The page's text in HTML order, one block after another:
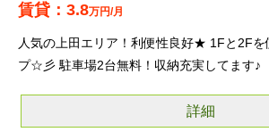
3.8万円/月
人気の上田エリア！利便性良好★ 1Fと2Fを
プ☆彡 駐車場2台無料！収納充実してます♪
詳細